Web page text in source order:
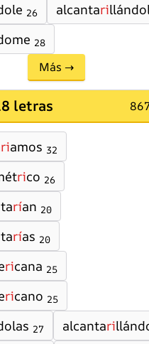
26 alcantari
28
Más →
letras
riamos 32
rico 26
rían 20
rías 20
ricana 25
ricano 25
27 alcantari